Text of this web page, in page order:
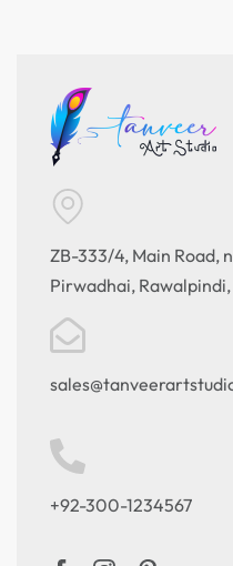
ZB-333/4, Main Road,
Pirwadhai,
+92-300-1234567